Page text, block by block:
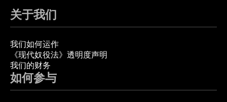
关于我们
我们如何运作
《现代奴役法》透明度声明
我们的财务
如何参与